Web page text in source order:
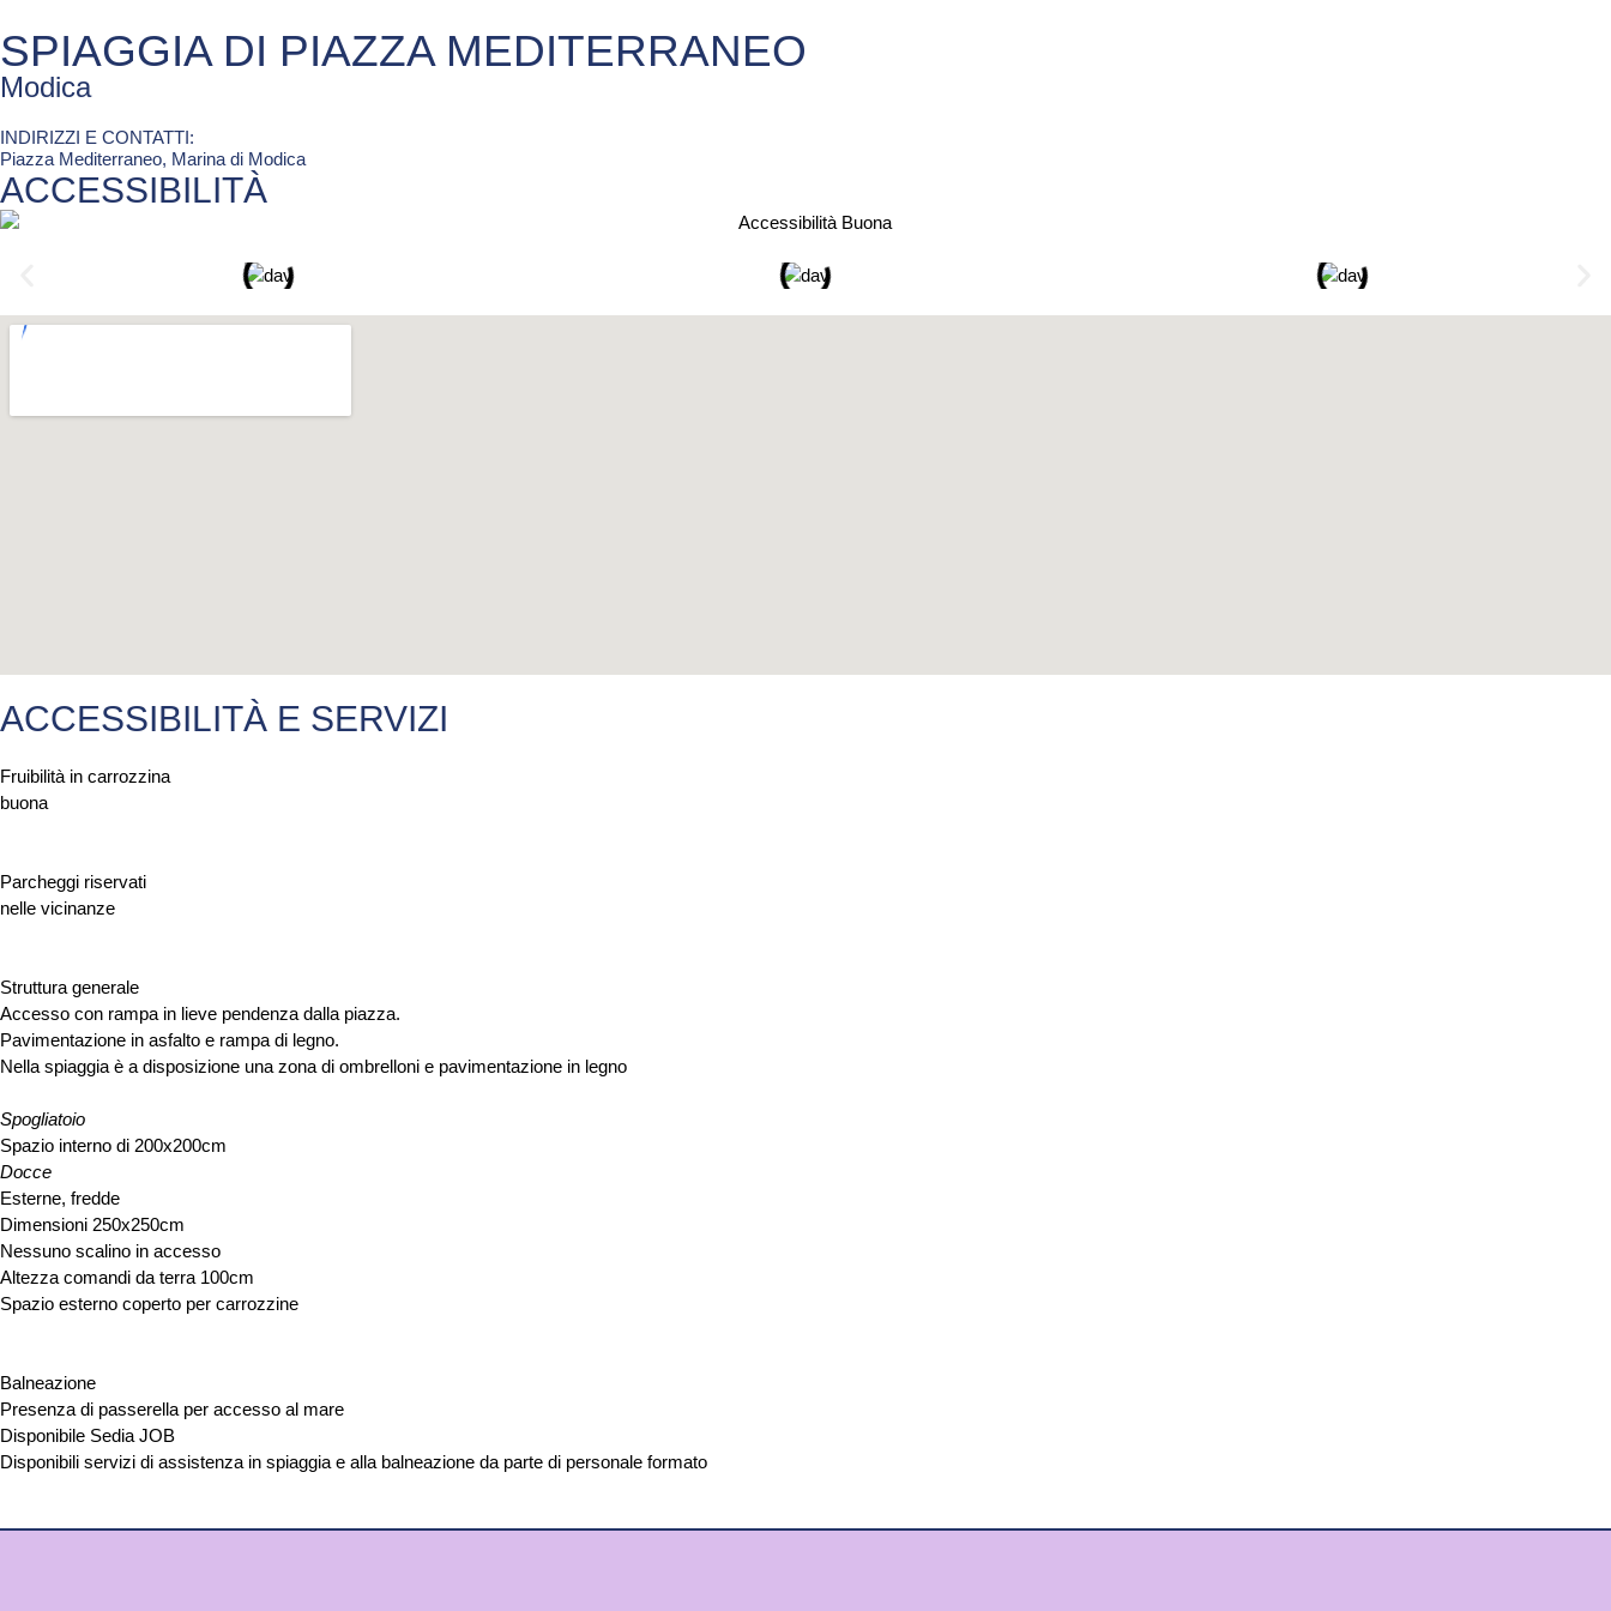
SPIAGGIA DI PIAZZA MEDITERRANEO
Modica
INDIRIZZI E CONTATTI:​
Piazza Mediterraneo, Marina di Modica
ACCESSIBILITÀ
ACCESSIBILITÀ E SERVIZI
Fruibilità in carrozzina
buona
Parcheggi riservati
nelle vicinanze
Struttura generale
Accesso con rampa in lieve pendenza dalla piazza.
Pavimentazione in asfalto e rampa di legno.
Nella spiaggia è a disposizione una zona di ombrelloni e pavimentazione in legno
Spogliatoio
Spazio interno di 200x200cm
Docce
Esterne, fredde
Dimensioni 250x250cm
Nessuno scalino in accesso
Altezza comandi da terra 100cm
Spazio esterno coperto per carrozzine
Balneazione
Presenza di passerella per accesso al mare
Disponibile Sedia JOB
Disponibili servizi di assistenza in spiaggia e alla balneazione da parte di personale formato